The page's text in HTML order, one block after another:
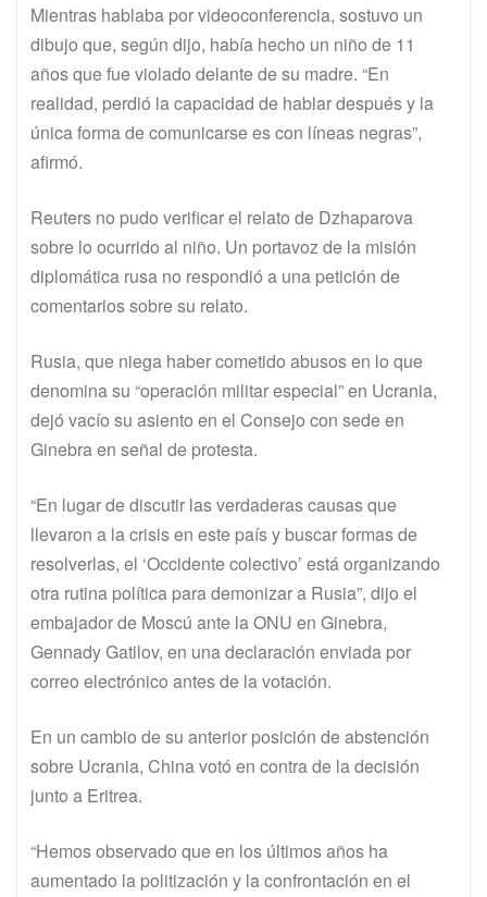
Mientras hablaba por videoconferencia, sostuvo un
dibujo que, según dijo, había hecho un niño de 11
años que fue violado delante de su madre. “En
realidad, perdió la capacidad de hablar después y la
única forma de comunicarse es con líneas negras”,
afirmó.
Reuters no pudo verificar el relato de Dzhaparova
sobre lo ocurrido al niño. Un portavoz de la misión
diplomática rusa no respondió a una petición de
comentarios sobre su relato.
Rusia, que niega haber cometido abusos en lo que
denomina su “operación militar especial” en Ucrania,
dejó vacío su asiento en el Consejo con sede en
Ginebra en señal de protesta.
“En lugar de discutir las verdaderas causas que
llevaron a la crisis en este país y buscar formas de
resolverlas, el ‘Occidente colectivo’ está organizando
otra rutina política para demonizar a Rusia”, dijo el
embajador de Moscú ante la ONU en Ginebra,
Gennady Gatilov, en una declaración enviada por
correo electrónico antes de la votación.
En un cambio de su anterior posición de abstención
sobre Ucrania, China votó en contra de la decisión
junto a Eritrea.
“Hemos observado que en los últimos años ha
aumentado la politización y la confrontación en el